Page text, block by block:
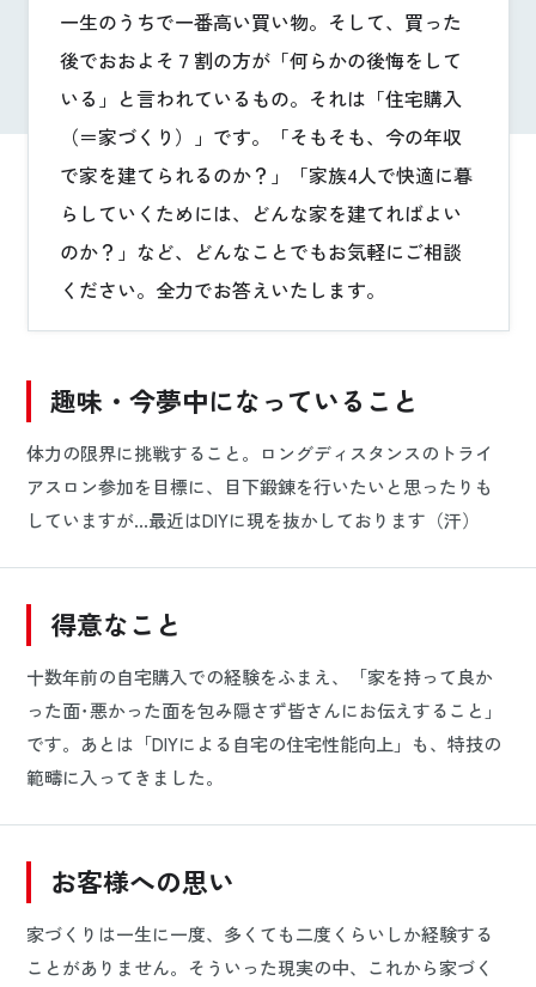
YOUTUBE Instagram
プライバシーポリシー
一生のうちで一番高い買い物。そして、買った
後でおおよそ７割の方が「何らかの後悔をして
いる」と言われているもの。それは「住宅購入
（＝家づくり）」です。「そもそも、今の年収
で家を建てられるのか？」「家族4人で快適に暮
らしていくためには、どんな家を建てればよい
のか？」など、どんなことでもお気軽にご相談
ください。全力でお答えいたします。
趣味・今夢中になっていること
体力の限界に挑戦すること。ロングディスタンスのトライ
アスロン参加を目標に、目下鍛錬を行いたいと思ったりも
していますが…最近はDIYに現を抜かしております（汗）
得意なこと
十数年前の自宅購入での経験をふまえ、「家を持って良か
った面･悪かった面を包み隠さず皆さんにお伝えすること」
です。あとは「DIYによる自宅の住宅性能向上」も、特技の
範疇に入ってきました。
お客様への思い
家づくりは一生に一度、多くても二度くらいしか経験する
ことがありません。そういった現実の中、これから家づく